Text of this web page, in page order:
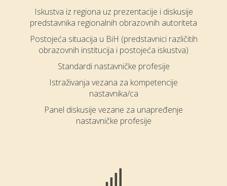
Iskustva iz regiona uz prezentacije i diskusije
predstavnika regionalnih obrazovnih autoriteta
Postojeća situacija u BiH (predstavnici različitih
obrazovnih institucija i postojeća iskustva)
Standardi nastavničke profesije
Istraživanja vezana za kompetencije
nastavnika/ca
Panel diskusije vezane za unapređenje
nastavničke profesije